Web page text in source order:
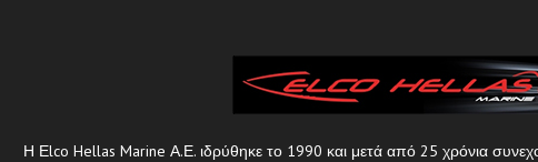
Η Εlco Hellas Marine Α.Ε. ιδρύθηκε το 1990 και μετά από 25 χρόνια